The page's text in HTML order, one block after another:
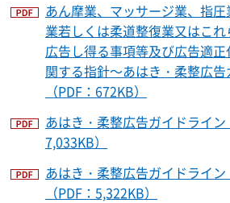
あん摩業、マッサージ業、指
業若しくは柔道整復業又はこ
広告し得る事項等及び広告適
関する指針～あはき・柔整広
（PDF：672KB）
あはき・柔整広告ガイドライン
7,033KB）
あはき・柔整広告ガイドライン
（PDF：5,322KB）